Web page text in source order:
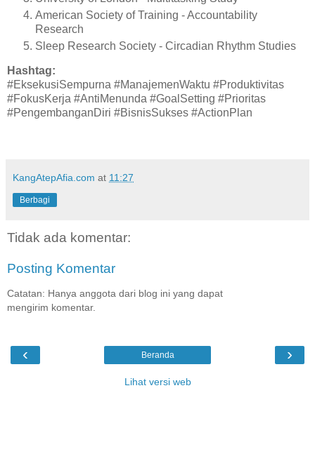
American Society of Training - Accountability
Research
Sleep Research Society - Circadian Rhythm Studies
Hashtag:
#EksekusiSempurna #ManajemenWaktu #Produktivitas
#FokusKerja #AntiMenunda #GoalSetting #Prioritas
#PengembanganDiri #BisnisSukses #ActionPlan
KangAtepAfia.com at 11:27
Berbagi
Tidak ada komentar:
Posting Komentar
Catatan: Hanya anggota dari blog ini yang dapat
mengirim komentar.
‹ ›
Beranda
Lihat versi web